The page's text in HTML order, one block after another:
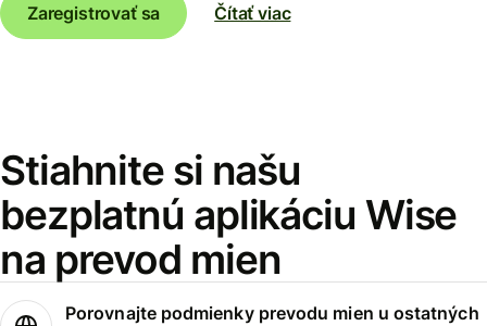
Zaregistrovať sa
Čítať viac
Stiahnite si našu
bezplatnú aplikáciu Wise
na prevod mien
Porovnajte podmienky prevodu mien u ostatných